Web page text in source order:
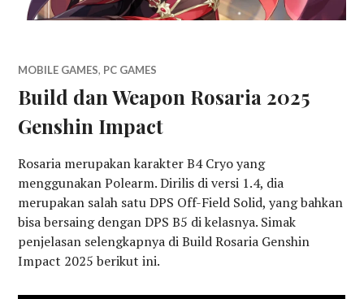
MOBILE GAMES, PC GAMES
Build dan Weapon Rosaria 2025
Genshin Impact
Rosaria merupakan karakter B4 Cryo yang
menggunakan Polearm. Dirilis di versi 1.4, dia
merupakan salah satu DPS Off-Field Solid, yang bahkan
bisa bersaing dengan DPS B5 di kelasnya. Simak
penjelasan selengkapnya di Build Rosaria Genshin
Impact 2025 berikut ini.